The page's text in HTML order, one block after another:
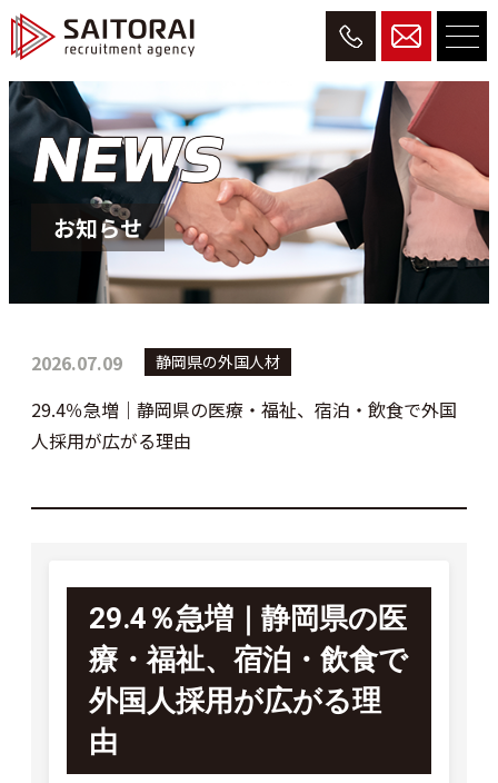
お知らせ
2026.07.09 静岡県の外国人材
29.4％急増｜静岡県の医療・福祉、宿泊・飲食で外国
人採用が広がる理由
29.4％急増｜静岡県の医
療・福祉、宿泊・飲食で
外国人採用が広がる理
由